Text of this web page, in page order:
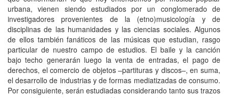
urbana, vienen siendo estudiados por un conglomerado de
investigadores provenientes de la (etno)musicología y de
disciplinas de las humanidades y las ciencias sociales. Algunos
de ellos también fanáticos de las músicas que estudian, rasgo
particular de nuestro campo de estudios. El baile y la canción
bajo techo generarán luego la venta de entradas, el pago de
derechos, el comercio de objetos –partituras y discos–, en suma,
el desarrollo de industrias y de formas mediatizadas de consumo.
Por consiguiente, serán estudiadas considerando tanto sus trazos